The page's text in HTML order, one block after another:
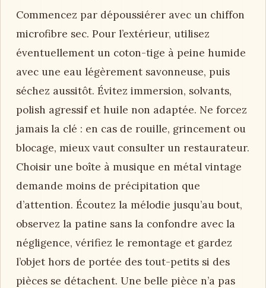
Commencez par dépoussiérer avec un chiffon
microfibre sec. Pour l’extérieur, utilisez
éventuellement un coton-tige à peine humide
avec une eau légèrement savonneuse, puis
séchez aussitôt. Évitez immersion, solvants,
polish agressif et huile non adaptée. Ne forcez
jamais la clé : en cas de rouille, grincement ou
blocage, mieux vaut consulter un restaurateur.
Choisir une boîte à musique en métal vintage
demande moins de précipitation que
d’attention. Écoutez la mélodie jusqu’au bout,
observez la patine sans la confondre avec la
négligence, vérifiez le remontage et gardez
l’objet hors de portée des tout-petits si des
pièces se détachent. Une belle pièce n’a pas